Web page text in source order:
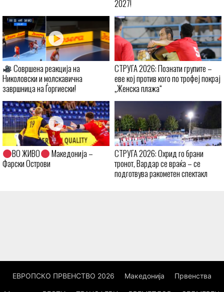
2027!
Совршена реакција на
Николовски и молскавична
завршница на Ѓоргиески!
СТРУГА 2026: Познати групите –
еве кој против кого по трофеј покрај
„Женска плажа“
ВО ЖИВО
Македонија –
Фарски Острови
СТРУГА 2026: Охрид го брани
тронот, Вардар се враќа – се
подготвува ракометен спектакл
ЕВРОПСКО ПРВЕНСТВО 2026 Македонија Првенства